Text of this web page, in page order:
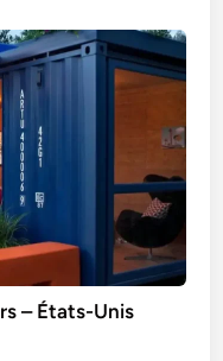
– États-Unis